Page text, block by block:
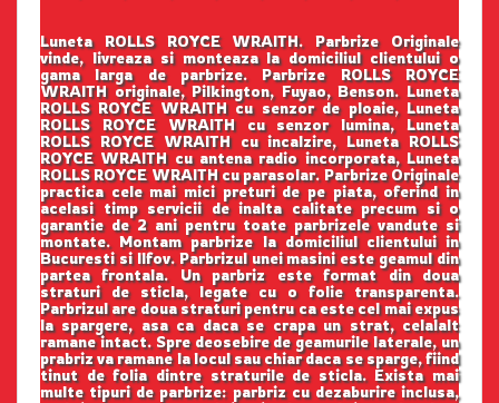
Luneta ROLLS ROYCE WRAITH. Parbrize Originale
vinde, livreaza si monteaza la domiciliul clientului o
gama larga de parbrize. Parbrize ROLLS ROYCE
WRAITH originale, Pilkington, Fuyao, Benson. Luneta
ROLLS ROYCE WRAITH cu senzor de ploaie, Luneta
ROLLS ROYCE WRAITH cu senzor lumina, Luneta
ROLLS ROYCE WRAITH cu incalzire, Luneta ROLLS
ROYCE WRAITH cu antena radio incorporata, Luneta
ROLLS ROYCE WRAITH cu parasolar. Parbrize Originale
practica cele mai mici preturi de pe piata, oferind in
acelasi timp servicii de inalta calitate precum si o
garantie de 2 ani pentru toate parbrizele vandute si
montate. Montam parbrize la domiciliul clientului in
Bucuresti si Ilfov. Parbrizul unei masini este geamul din
partea frontala. Un parbriz este format din doua
straturi de sticla, legate cu o folie transparenta.
Parbrizul are doua straturi pentru ca este cel mai expus
la spargere, asa ca daca se crapa un strat, celalalt
ramane intact. Spre deosebire de geamurile laterale, un
prabriz va ramane la locul sau chiar daca se sparge, fiind
tinut de folia dintre straturile de sticla. Exista mai
multe tipuri de parbrize: parbriz cu dezaburire inclusa,